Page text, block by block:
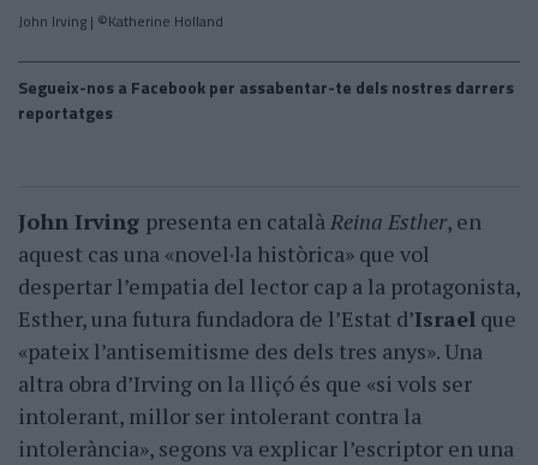
John Irving | ©Katherine Holland
Segueix-nos a Facebook per assabentar-te dels nostres darrers
reportatges
John Irving presenta en catalàReina Esther, en
aquest cas una «novel·la històrica» que vol
despertar l’empatia del lector cap a la protagonista,
Esther, una futura fundadora de l’Estat d’Israel que
«pateix l’antisemitisme des dels tres anys». Una
altra obra d’Irving on la lliçó és que «si vols ser
intolerant, millor ser intolerant contra la
intolerància», segons va explicar l’escriptor en una